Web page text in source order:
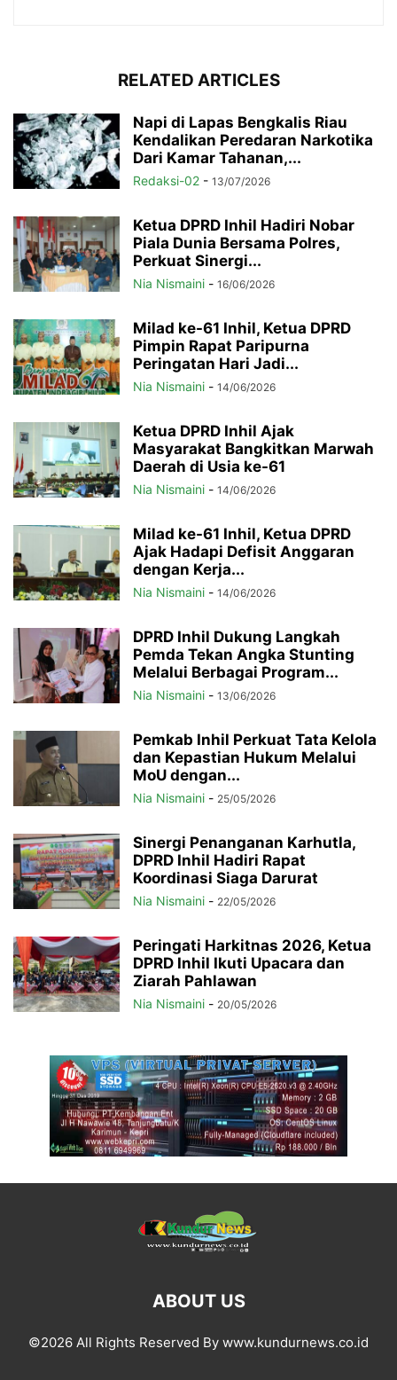
RELATED ARTICLES
Napi di Lapas Bengkalis Riau
Kendalikan Peredaran Narkotika
Dari Kamar Tahanan,...
Redaksi-02 - 13/07/2026
Ketua DPRD Inhil Hadiri Nobar
Piala Dunia Bersama Polres,
Perkuat Sinergi...
Nia Nismaini - 16/06/2026
Milad ke-61 Inhil, Ketua DPRD
Pimpin Rapat Paripurna
Peringatan Hari Jadi...
Nia Nismaini - 14/06/2026
Ketua DPRD Inhil Ajak
Masyarakat Bangkitkan Marwah
Daerah di Usia ke-61
Nia Nismaini - 14/06/2026
Milad ke-61 Inhil, Ketua DPRD
Ajak Hadapi Defisit Anggaran
dengan Kerja...
Nia Nismaini - 14/06/2026
DPRD Inhil Dukung Langkah
Pemda Tekan Angka Stunting
Melalui Berbagai Program...
Nia Nismaini - 13/06/2026
Pemkab Inhil Perkuat Tata Kelola
dan Kepastian Hukum Melalui
MoU dengan...
Nia Nismaini - 25/05/2026
Sinergi Penanganan Karhutla,
DPRD Inhil Hadiri Rapat
Koordinasi Siaga Darurat
Nia Nismaini - 22/05/2026
Peringati Harkitnas 2026, Ketua
DPRD Inhil Ikuti Upacara dan
Ziarah Pahlawan
Nia Nismaini - 20/05/2026
ABOUT US
©2026 All Rights Reserved By www.kundurnews.co.id